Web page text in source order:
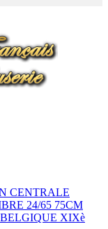
CENTRALE
24/65 75CM
XIXè